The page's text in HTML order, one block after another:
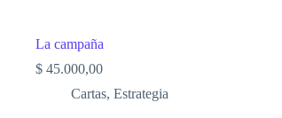
La campaña
$ 45.000,00
Cartas, Estrategia